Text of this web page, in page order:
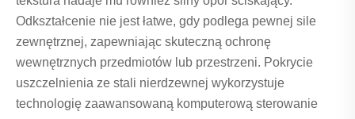
Odkształcenie nie jest łatwe, gdy podlega pewnej sile
zewnętrznej, zapewniając skuteczną ochronę
wewnętrznych przedmiotów lub przestrzeni. Pokrycie
uszczelnienia ze stali nierdzewnej wykorzystuje
technologię zaawansowaną komputerową sterowanie